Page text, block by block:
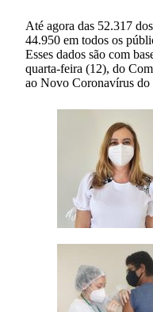
Até agora das 52.317
44.950 em todos os
Esses dados são com
quarta-feira (12), do
ao Novo Coronavírus